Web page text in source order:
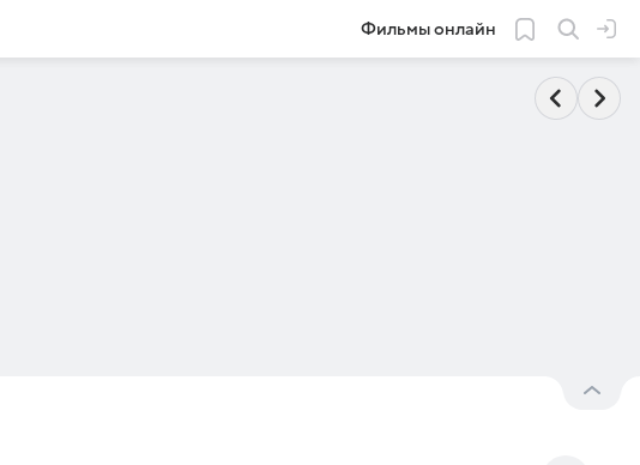
Фильмы онлайн